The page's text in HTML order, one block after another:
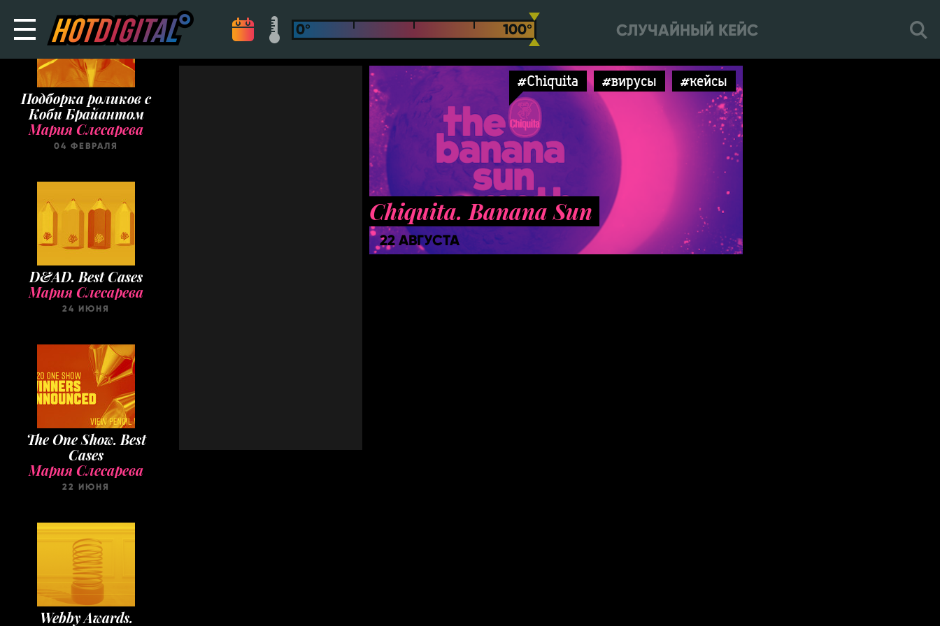
СЛУЧАЙНЫЙ КЕЙС
Подборка роликов с
Коби Брайантом
Мария Слесарева
04 ФЕВРАЛЯ
D&AD. Best Cases
Мария Слесарева
24 ИЮНЯ
The One Show. Best
Cases
Мария Слесарева
22 ИЮНЯ
Webby Awards.
#Chiquita #вирусы #кейсы
Chiquita. Banana Sun
22 АВГУСТА